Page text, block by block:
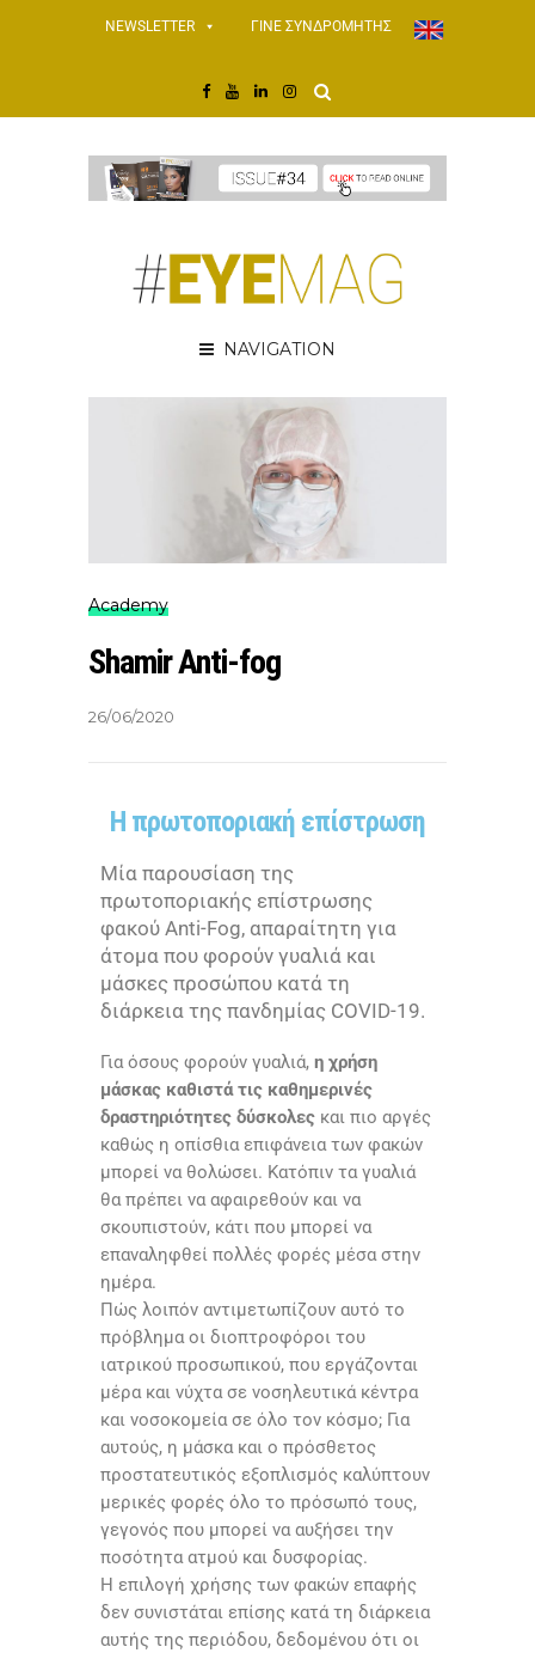
NEWSLETTER ΓΙΝΕ ΣΥΝΔΡΟΜΗΤΗΣ
NAVIGATION
Academy
Shamir Anti-fog
26/06/2020
H πρωτοποριακή επίστρωση
Mία παρουσίαση της
πρωτοποριακής επίστρωσης
φακού Anti-Fog, απαραίτητη για
άτομα που φορούν γυαλιά και
μάσκες προσώπου κατά τη
διάρκεια της πανδημίας COVID-19.
Για όσους φορούν γυαλιά, η χρήση
μάσκας καθιστά τις καθημερινές
δραστηριότητες δύσκολες και πιο αργές
καθώς η οπίσθια επιφάνεια των φακών
μπορεί να θολώσει. Κατόπιν τα γυαλιά
θα πρέπει να αφαιρεθούν και να
σκουπιστούν, κάτι που μπορεί να
επαναληφθεί πολλές φορές μέσα στην
ημέρα.
Πώς λοιπόν αντιμετωπίζουν αυτό το
πρόβλημα οι διοπτροφόροι του
ιατρικού προσωπικού, που εργάζονται
μέρα και νύχτα σε νοσηλευτικά κέντρα
και νοσοκομεία σε όλο τον κόσμο; Για
αυτούς, η μάσκα και ο πρόσθετος
προστατευτικός εξοπλισμός καλύπτουν
μερικές φορές όλο το πρόσωπό τους,
γεγονός που μπορεί να αυξήσει την
ποσότητα ατμού και δυσφορίας.
Η επιλογή χρήσης των φακών επαφής
δεν συνιστάται επίσης κατά τη διάρκεια
αυτής της περιόδου, δεδομένου ότι οι